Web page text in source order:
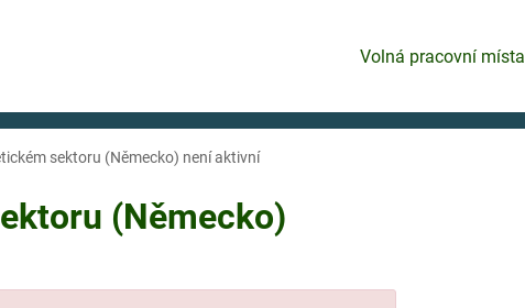
Volná pracovní místa
sektoru (Německo) není aktivní
(Německo)